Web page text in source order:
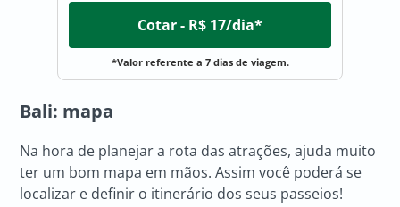
Cotar - R$ 17/dia*
*Valor referente a 7 dias de viagem.
Bali: mapa
Na hora de planejar a rota das atrações, ajuda muito
ter um bom mapa em mãos. Assim você poderá se
localizar e definir o itinerário dos seus passeios!